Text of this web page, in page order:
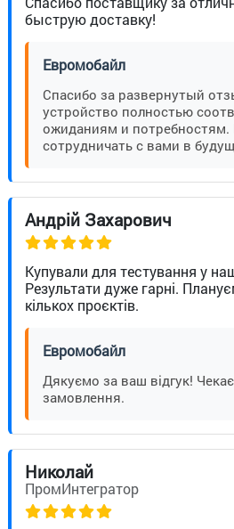
быструю доставку!
Евромобайл
Спасибо за развернутый
устройство полностью
ожиданиям и
сотрудничать с вами в
Андрій Захарович
Купували для тестування у
Результати дуже гарні.
кількох проєктів.
Евромобайл
Дякуємо за ваш відгук!
замовлення.
Николай
ПромИнтегратор